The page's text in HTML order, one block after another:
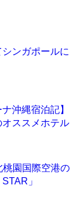
ンガポールに
沖縄宿泊記】
ススメホテル
園国際空港の
」